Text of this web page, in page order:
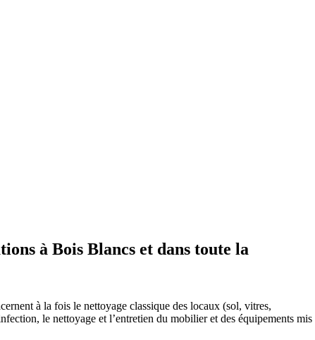
à Bois Blancs et dans toute la
à la fois le nettoyage classique des locaux (sol, vitres,
le nettoyage et l’entretien du mobilier et des équipements mis